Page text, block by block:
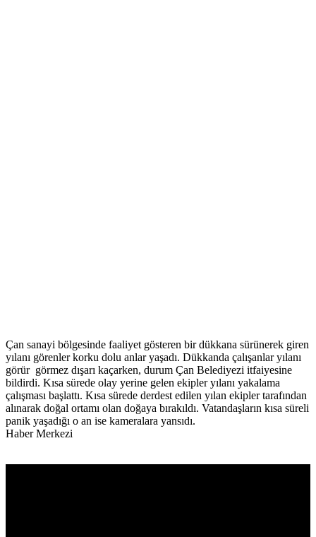
Çan sanayi bölgesinde faaliyet gösteren bir dükkana sürünerek giren
yılanı görenler korku dolu anlar yaşadı. Dükkanda çalışanlar yılanı
görür görmez dışarı kaçarken, durum Çan Belediyezi itfaiyesine
bildirdi. Kısa sürede olay yerine gelen ekipler yılanı yakalama
çalışması başlattı. Kısa sürede derdest edilen yılan ekipler tarafından
alınarak doğal ortamı olan doğaya bırakıldı. Vatandaşların kısa süreli
panik yaşadığı o an ise kameralara yansıdı.
Haber Merkezi